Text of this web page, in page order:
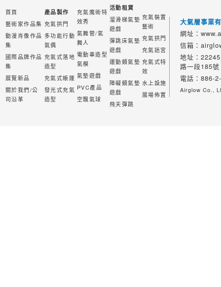
首頁
藝術家作品集
動漫肖像作品
集
國際品牌作品
集
展覽新品
關於我們/公
司沿革
產品製作
充氣拱門
多功能行動
氣偶
充氣式落地
造型
充氣式帳篷
發光式充氣
造型
充氣魔術特
效秀
氣舞管/氣
舞人
電動車造型
氣模
氣墊遊戲
PVC產品
空飄氣球
活動租賃
溜滑梯氣墊
遊戲
彈跳床氣墊
遊戲
運動類氣墊
遊戲
障礙類氣墊
遊戲
飛天彈跳
充氣裝置
藝術
充氣拱門
充氣迷宮
充氣式特
效
水上設施
展場佈置
大氣層事業
網址：
信箱：
地址：
路一段185號
電話：886-
Airglow Co.,